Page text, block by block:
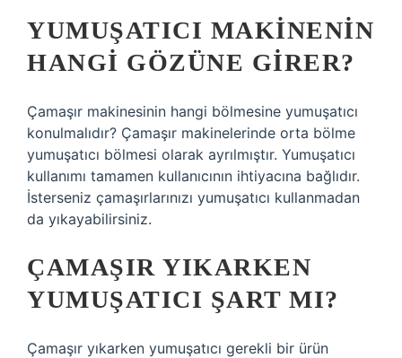
YUMUŞATICI MAKINENIN
HANGI GÖZÜNE GIRER?
Çamaşır makinesinin hangi bölmesine yumuşatıcı
konulmalıdır? Çamaşır makinelerinde orta bölme
yumuşatıcı bölmesi olarak ayrılmıştır. Yumuşatıcı
kullanımı tamamen kullanıcının ihtiyacına bağlıdır.
İsterseniz çamaşırlarınızı yumuşatıcı kullanmadan
da yıkayabilirsiniz.
ÇAMAŞIR YIKARKEN
YUMUŞATICI ŞART MI?
Çamaşır yıkarken yumuşatıcı gerekli bir ürün